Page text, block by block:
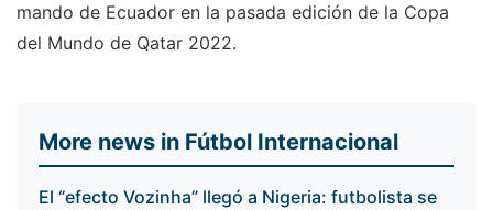
mando de Ecuador en la pasada edición de la Copa
del Mundo de Qatar 2022.
More news in Fútbol Internacional
El “efecto Vozinha” llegó a Nigeria: futbolista se